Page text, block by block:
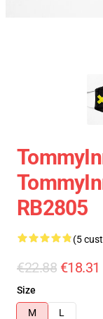
RB2805
(5
€22.88 €18.31
Size
M
L